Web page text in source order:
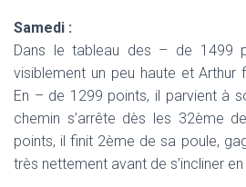
Samedi :
Dans le tableau des – de 1499
visiblement un peu haute et Arthur
En – de 1299 points, il parvient à
chemin s’arrête dès les 32ème
points, il finit 2ème de sa poule,
très nettement avant de s’incliner